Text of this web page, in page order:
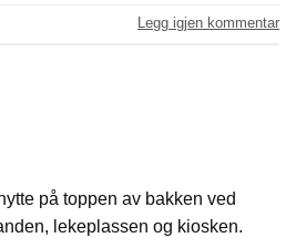
Legg igjen kommentar
på toppen av bakken ved
lekeplassen og kiosken.